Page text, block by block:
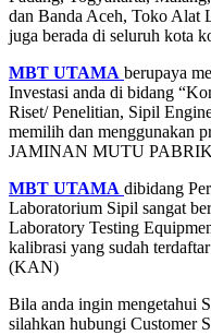
dan Banda Aceh, Toko Alat
juga berada di seluruh kota
MBT UTAMA berupaya
Investasi anda di bidang
Riset/ Penelitian, Sipil
memilih dan menggunakan
JAMINAN MUTU
MBT UTAMA dibidang
Laboratorium Sipil sangat
Laboratory Testing
kalibrasi yang sudah
(KAN)
Bila anda ingin mengetahui
silahkan hubungi Customer